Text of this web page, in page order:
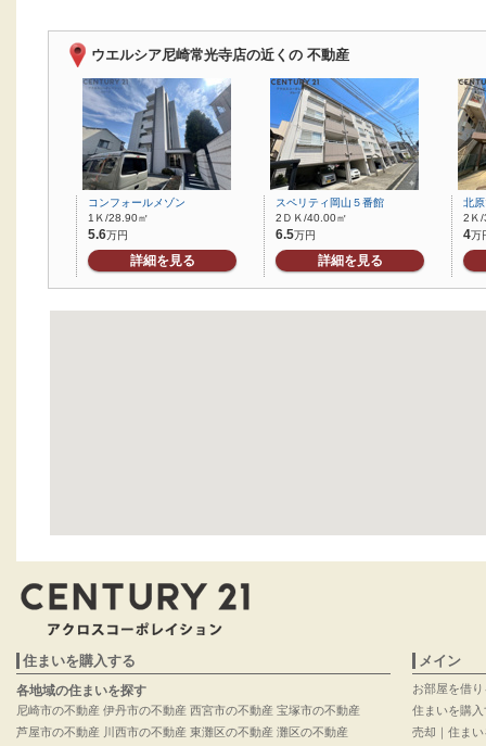
ウエルシア尼崎常光寺店の近くの 不動産
コンフォールメゾン
1Ｋ/28.90㎡
5.6万円
詳細を見る
スペリティ岡山５番館
2ＤＫ/40.00㎡
6.5万円
詳細を見る
北
2Ｋ/
4万
住まいを購入する
各地域の住まいを探す
尼崎市の不動産
芦屋市の不動産
伊丹市の不動産
川西市の不動産
西宮市の不動産
東灘区の不動産
宝塚市の不動産
灘区の不動産
メイン
お部屋を借り
住まいを購入
売却｜住ま